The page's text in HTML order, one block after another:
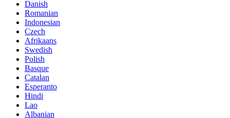
Danish
Romanian
Indonesian
Czech
Afrikaans
Swedish
Polish
Basque
Catalan
Esperanto
Hindi
Lao
Albanian